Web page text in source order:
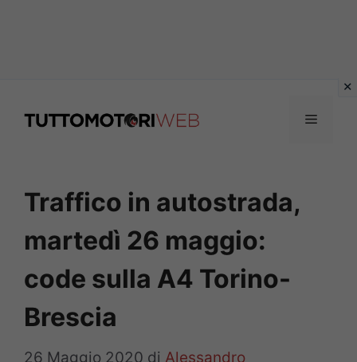
Menu
Traffico in autostrada,
martedì 26 maggio:
code sulla A4 Torino-
Brescia
26 Maggio 2020 di Alessandro